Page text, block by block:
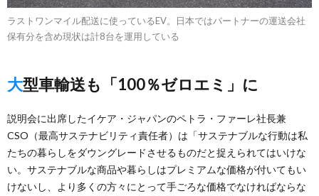
ラストワンマイル配送に使っているEV。日本ではパートナーの運送会社
保有分を含め現状は計8台を運用している
大型車輸送も「100％ゼロエミ」に
説明会に出席したイケア・ジャパンのペトラ・ファーレ社長兼
CSO（最高サステナビリティ責任者）は「サステナブルな行動は私
たちの暮らしをダウングレードさせるものだと捉えられてはいけな
い。サステナブルな商品や暮らしはプレミアムな価格が付いてもい
けないし、より多くの方々にとって手ごろな価格でなければならな